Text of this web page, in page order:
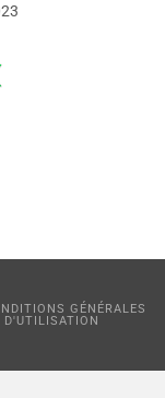
GÉNÉRALES
D'UTILISATION